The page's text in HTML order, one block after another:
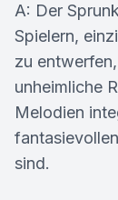
A: Der
Spielern,
zu
unheimliche
Melodien
sind.